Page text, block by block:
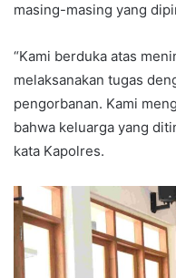
masing-masing yang
“Kami berduka atas
melaksanakan tugas
pengorbanan. Kami
bahwa keluarga yang
kata Kapolres.